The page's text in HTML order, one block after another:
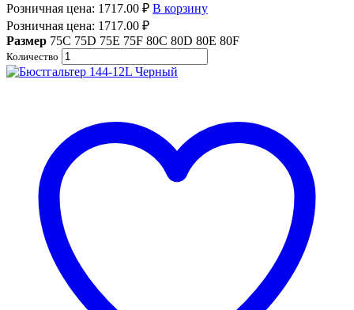
Розничная цена: 1717.00 ₽ В корзину
Розничная цена: 1717.00 ₽
Размер 75C 75D 75E 75F 80C 80D 80E 80F
Количество